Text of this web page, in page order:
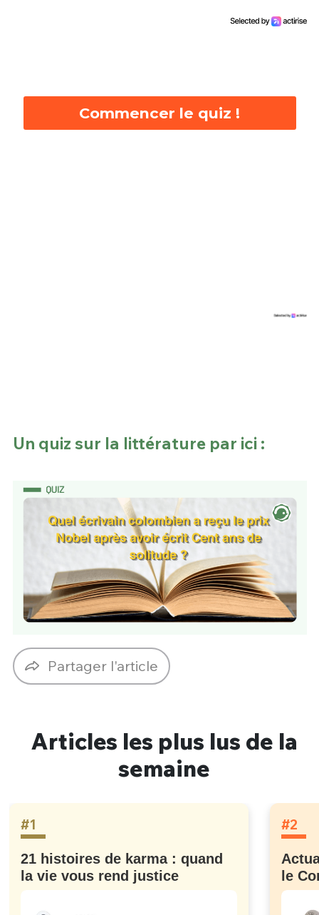
Commencer le quiz !
Un quiz sur la littérature par ici :
Partager l'article
Articles les plus lus de la
semaine
#1
21 histoires de karma : quand
la vie vous rend justice
#2
le